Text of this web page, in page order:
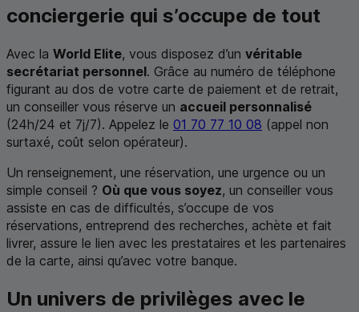
conciergerie qui s’occupe de tout
Avec la World Elite, vous disposez d’un véritable
secrétariat personnel. Grâce au numéro de téléphone
figurant au dos de votre carte de paiement et de retrait,
un conseiller vous réserve un accueil personnalisé
(24h/24 et 7j/7). Appelez le 01 70 77 10 08 (appel non
surtaxé, coût selon opérateur).
Un renseignement, une réservation, une urgence ou un
simple conseil ? Où que vous soyez, un conseiller vous
assiste en cas de difficultés, s’occupe de vos
réservations, entreprend des recherches, achète et fait
livrer, assure le lien avec les prestataires et les partenaires
de la carte, ainsi qu’avec votre banque.
Un univers de privilèges avec le